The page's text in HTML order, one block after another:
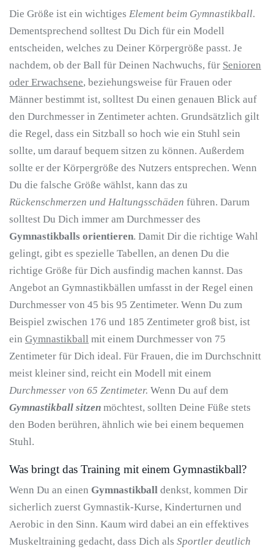
Die Größe ist ein wichtiges Element beim Gymnastikball.
Dementsprechend solltest Du Dich für ein Modell
entscheiden, welches zu Deiner Körpergröße passt. Je
nachdem, ob der Ball für Deinen Nachwuchs, für Senioren
oder Erwachsene, beziehungsweise für Frauen oder
Männer bestimmt ist, solltest Du einen genauen Blick auf
den Durchmesser in Zentimeter achten. Grundsätzlich gilt
die Regel, dass ein Sitzball so hoch wie ein Stuhl sein
sollte, um darauf bequem sitzen zu können. Außerdem
sollte er der Körpergröße des Nutzers entsprechen. Wenn
Du die falsche Größe wählst, kann das zu
Rückenschmerzen und Haltungsschäden führen. Darum
solltest Du Dich immer am Durchmesser des
Gymnastikballs orientieren. Damit Dir die richtige Wahl
gelingt, gibt es spezielle Tabellen, an denen Du die
richtige Größe für Dich ausfindig machen kannst. Das
Angebot an Gymnastikbällen umfasst in der Regel einen
Durchmesser von 45 bis 95 Zentimeter. Wenn Du zum
Beispiel zwischen 176 und 185 Zentimeter groß bist, ist
ein Gymnastikball mit einem Durchmesser von 75
Zentimeter für Dich ideal. Für Frauen, die im Durchschnitt
meist kleiner sind, reicht ein Modell mit einem
Durchmesser von 65 Zentimeter. Wenn Du auf dem
Gymnastikball sitzen möchtest, sollten Deine Füße stets
den Boden berühren, ähnlich wie bei einem bequemen
Stuhl.
Was bringt das Training mit einem Gymnastikball?
Wenn Du an einen Gymnastikball denkst, kommen Dir
sicherlich zuerst Gymnastik-Kurse, Kinderturnen und
Aerobic in den Sinn. Kaum wird dabei an ein effektives
Muskeltraining gedacht, dass Dich als Sportler deutlich